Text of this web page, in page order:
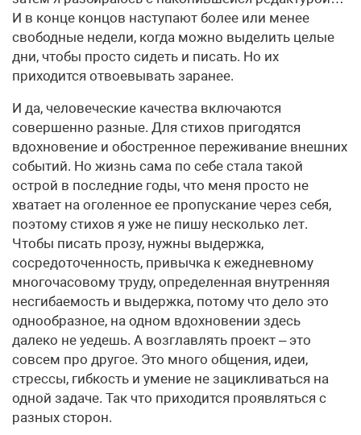
И в конце концов наступают более или менее
свободные недели, когда можно выделить целые
дни, чтобы просто сидеть и писать. Но их
приходится отвоевывать заранее.
И да, человеческие качества включаются
совершенно разные. Для стихов пригодятся
вдохновение и обостренное переживание внешних
событий. Но жизнь сама по себе стала такой
острой в последние годы, что меня просто не
хватает на оголенное ее пропускание через себя,
поэтому стихов я уже не пишу несколько лет.
Чтобы писать прозу, нужны выдержка,
сосредоточенность, привычка к ежедневному
многочасовому труду, определенная внутренняя
несгибаемость и выдержка, потому что дело это
однообразное, на одном вдохновении здесь
далеко не уедешь. А возглавлять проект – это
совсем про другое. Это много общения, идеи,
стрессы, гибкость и умение не зацикливаться на
одной задаче. Так что приходится проявляться с
разных сторон.